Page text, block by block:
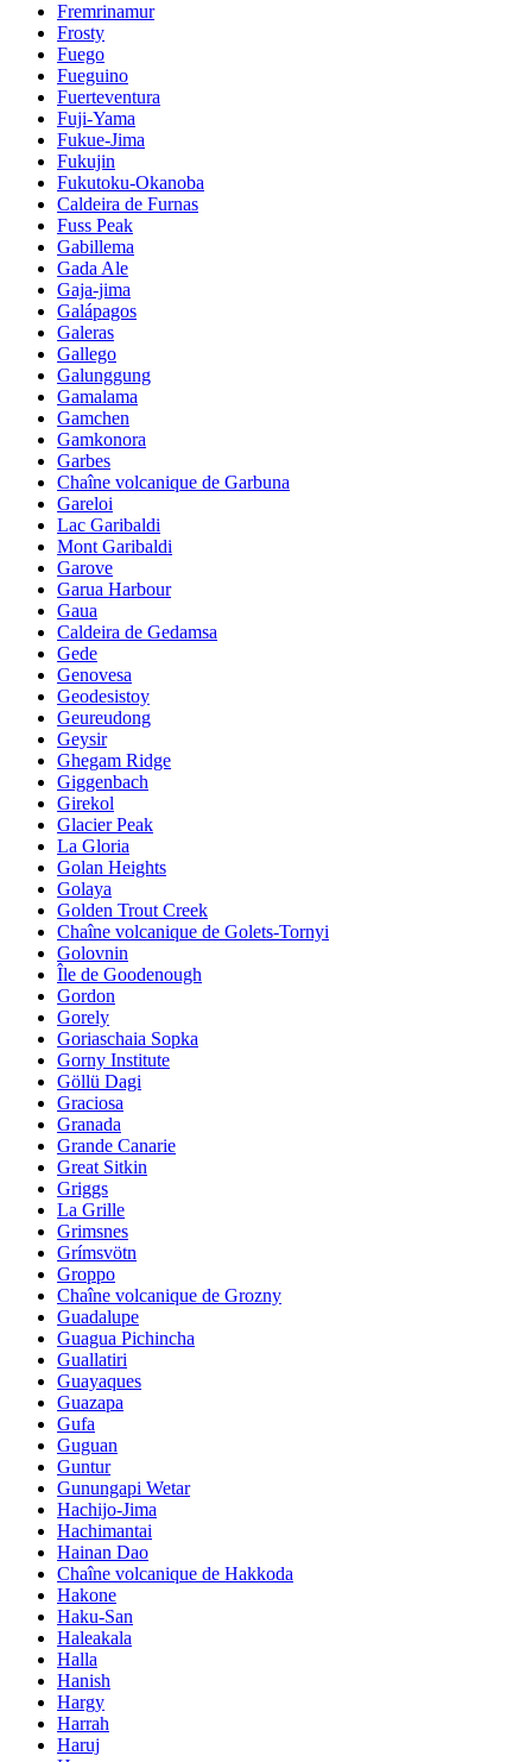
Fremrinamur
Frosty
Fuego
Fueguino
Fuerteventura
Fuji-Yama
Fukue-Jima
Fukujin
Fukutoku-Okanoba
Caldeira de Furnas
Fuss Peak
Gabillema
Gada Ale
Gaja-jima
Galápagos
Galeras
Gallego
Galunggung
Gamalama
Gamchen
Gamkonora
Garbes
Chaîne volcanique de Garbuna
Gareloi
Lac Garibaldi
Mont Garibaldi
Garove
Garua Harbour
Gaua
Caldeira de Gedamsa
Gede
Genovesa
Geodesistoy
Geureudong
Geysir
Ghegam Ridge
Giggenbach
Girekol
Glacier Peak
La Gloria
Golan Heights
Golaya
Golden Trout Creek
Chaîne volcanique de Golets-Tornyi
Golovnin
Île de Goodenough
Gordon
Gorely
Goriaschaia Sopka
Gorny Institute
Göllü Dagi
Graciosa
Granada
Grande Canarie
Great Sitkin
Griggs
La Grille
Grimsnes
Grímsvötn
Groppo
Chaîne volcanique de Grozny
Guadalupe
Guagua Pichincha
Guallatiri
Guayaques
Guazapa
Gufa
Guguan
Guntur
Gunungapi Wetar
Hachijo-Jima
Hachimantai
Hainan Dao
Chaîne volcanique de Hakkoda
Hakone
Haku-San
Haleakala
Halla
Hanish
Hargy
Harrah
Haruj